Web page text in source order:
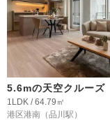
5.6mの天空クルーズ
1LDK / 64.79㎡
港区港南 （品川駅）